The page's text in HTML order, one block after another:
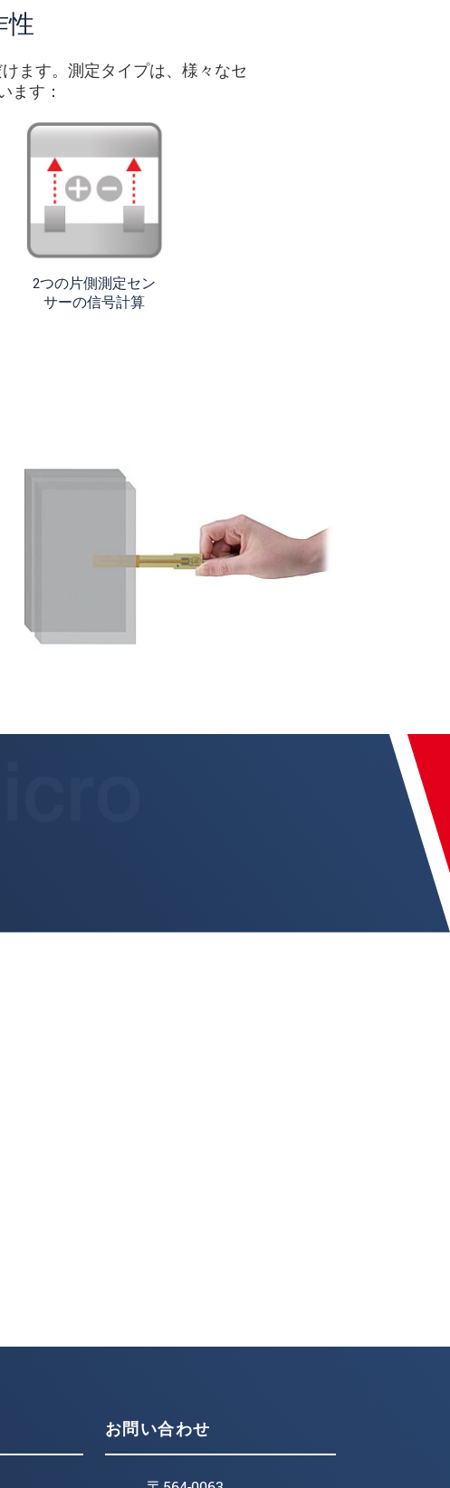
性
ます。測定タイプは、様々なセ
ます：
2つの片側測定セン
サーの信号計算
お問い合わせ